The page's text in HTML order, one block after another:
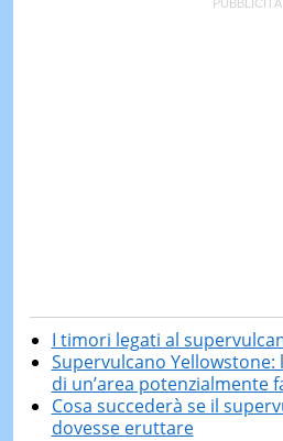
I timori legati al
Supervulcano Yellowstone:
di un’area potenzialmente
Cosa succederà se il
dovesse eruttare